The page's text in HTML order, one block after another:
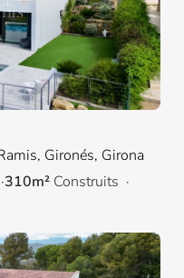
Gironés, Girona
310m² Construits